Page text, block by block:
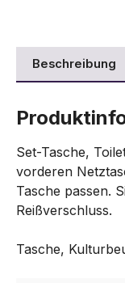
Beschreibung
Set-Tasche,
vorderen
Tasche passen.
Reißverschluss.
Tasche,